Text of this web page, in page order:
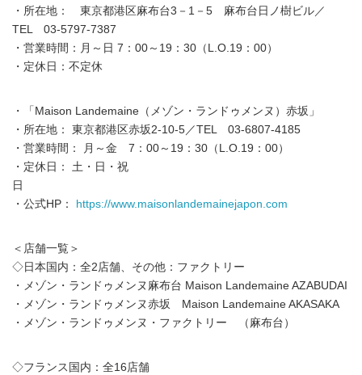
・所在地： 東京都港区麻布台3－1－5 麻布台日ノ樹ビル／
TEL 03-5797-7387
・営業時間：月～日 7：00～19：30（L.O.19：00）
・定休日：不定休
・「Maison Landemaine（メゾン・ランドゥメンヌ）赤坂」
・所在地： 東京都港区赤坂2-10-5／TEL 03-6807-4185
・営業時間： 月～金 7：00～19：30（L.O.19：00）
・定休日： 土・日・祝
日
・公式HP： https://www.maisonlandemainejapon.com
＜店舗一覧＞
◇日本国内：全2店舗、その他：ファクトリー
・メゾン・ランドゥメンヌ麻布台 Maison Landemaine AZABUDAI
・メゾン・ランドゥメンヌ赤坂 Maison Landemaine AKASAKA
・メゾン・ランドゥメンヌ・ファクトリー （麻布台）
◇フランス国内：全16店舗
English